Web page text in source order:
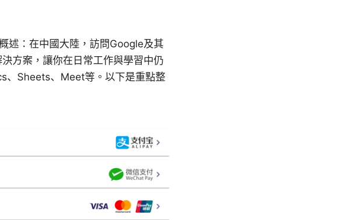
述：在中國大陸，訪問Google及其
方案，讓你在日常工作與學習中仍
、Sheets、Meet等。以下是重點整